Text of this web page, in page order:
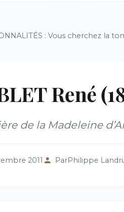
: Vous cherchez la
René
de la Madeleine
2011 ParPhilippe